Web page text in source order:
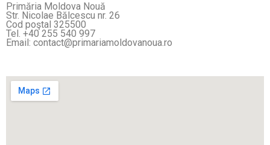
Primăria Moldova Nouă
Str. Nicolae Bălcescu nr. 26
Cod poştal 325500
Tel. +40 255 540 997
Email: contact@primariamoldovanoua.ro